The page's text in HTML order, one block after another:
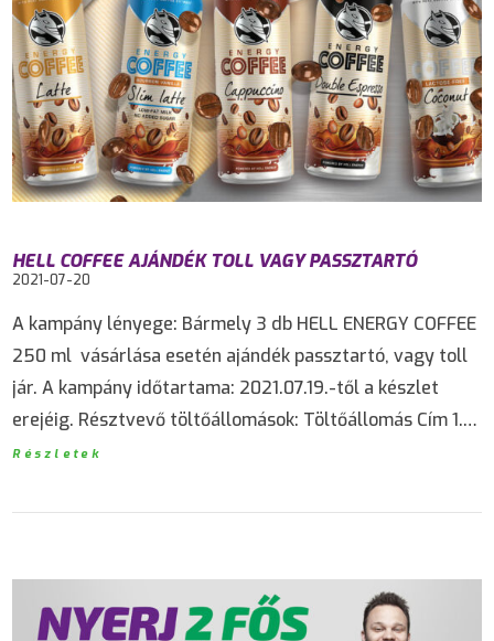
HELL COFFEE AJÁNDÉK TOLL VAGY PASSZTARTÓ
2021-07-20
A kampány lényege: Bármely 3 db HELL ENERGY COFFEE
250 ml vásárlása esetén ajándék passztartó, vagy toll
jár. A kampány időtartama: 2021.07.19.-től a készlet
erejéig. Résztvevő töltőállomások: Töltőállomás Cím 1.…
Részletek